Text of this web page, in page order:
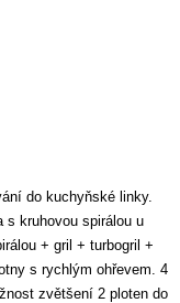
do kuchyňské linky.
s kruhovou spirálou u
+ gril + turbogril +
s rychlým ohřevem. 4
zvětšení 2 ploten do